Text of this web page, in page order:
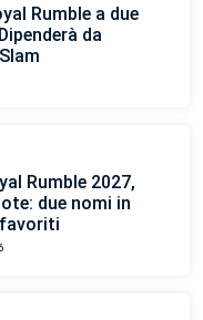
Rumble a due
da
Rumble 2027,
due nomi in